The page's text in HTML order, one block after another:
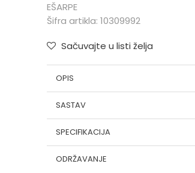
EŠARPE
Šifra artikla: 10309992
Sačuvajte u listi želja
OPIS
SASTAV
SPECIFIKACIJA
ODRŽAVANJE